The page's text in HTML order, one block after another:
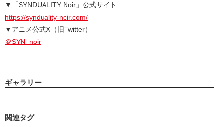
▼「SYNDUALITY Noir」公式サイト
https://synduality-noir.com/
▼アニメ公式X（旧Twitter）
＠SYN_noir
ギャラリー
関連タグ